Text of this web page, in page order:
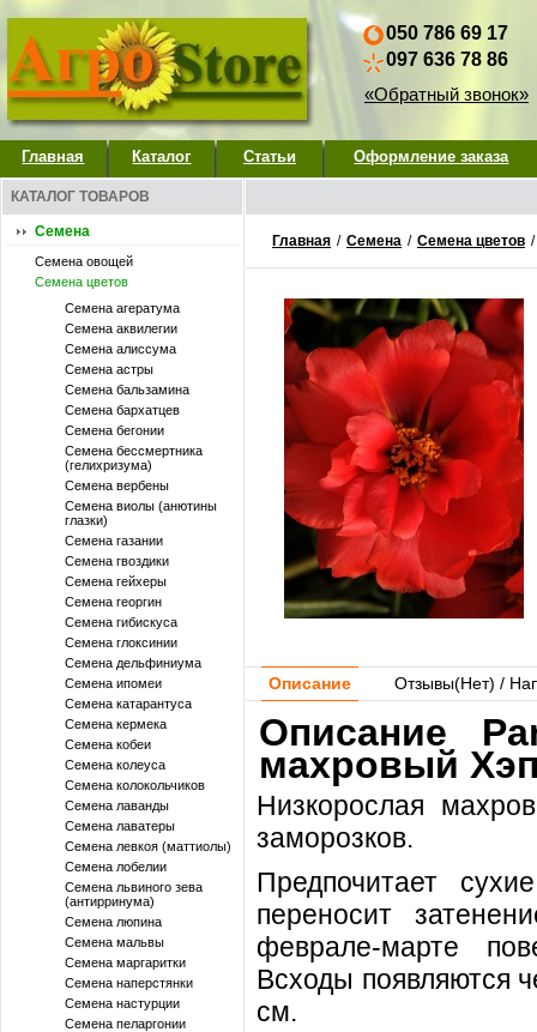
050 786 69 17
097 636 78 86
«Обратный звонок»
Главная Каталог Статьи Оформление заказа
КАТАЛОГ ТОВАРОВ
Семена
Семена овощей
Семена цветов
Семена агератума
Семена аквилегии
Семена алиссума
Семена астры
Семена бальзамина
Семена бархатцев
Семена бегонии
Семена бессмертника
(гелихризума)
Семена вербены
Семена виолы (анютины
глазки)
Семена газании
Семена гвоздики
Семена гейхеры
Семена георгин
Семена гибискуса
Семена глоксинии
Семена дельфиниума
Семена ипомеи
Семена катарантуса
Семена кермека
Семена кобеи
Семена колеуса
Семена колокольчиков
Семена лаванды
Семена лаватеры
Семена левкоя (маттиолы)
Семена лобелии
Семена львиного зева
(антирринума)
Семена люпина
Семена мальвы
Семена маргаритки
Семена наперстянки
Семена настурции
Семена пеларгонии
Главная / Семена / Семена цветов /
Описание Отзывы(Нет) /
Описание
махровый
Низкорослая
заморозков.
Предпочитает
переносит
феврале-марте
Всходы появляются
см.